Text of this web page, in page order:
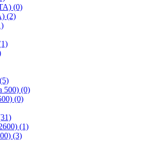
(0)
(2)
(5)
500) (0)
(0)
(1)
(3)